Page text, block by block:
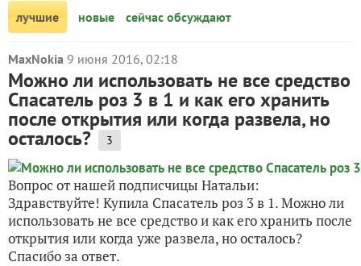
лучшие
новые сейчас обсуждают
MaxNokia 9 июня 2016, 02:18
Можно ли использовать не все средство
Спасатель роз 3 в 1 и как его хранить
после открытия или когда развела, но
осталось? 3
Вопрос от нашей подписчицы Натальи:
Здравствуйте! Купила Спасатель роз 3 в 1. Можно ли
использовать не все средство и как его хранить после
открытия или когда уже развела, но осталось?
Спасибо за ответ.